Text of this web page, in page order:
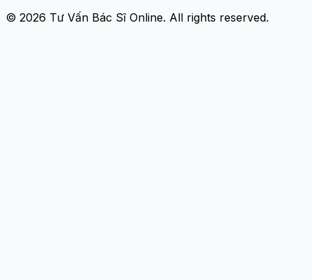
© 2026 Tư Vấn Bác Sĩ Online. All rights reserved.